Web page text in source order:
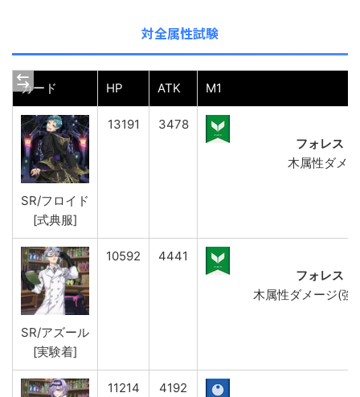
対全属性試験
カード HP ATK M1
SR/フロイド
[式典服]
13191
3478
フォレス
木属性ダメ
SR/アズール
[実験着]
10592
4441
フォレス
木属性ダメージ(強
11214
4192